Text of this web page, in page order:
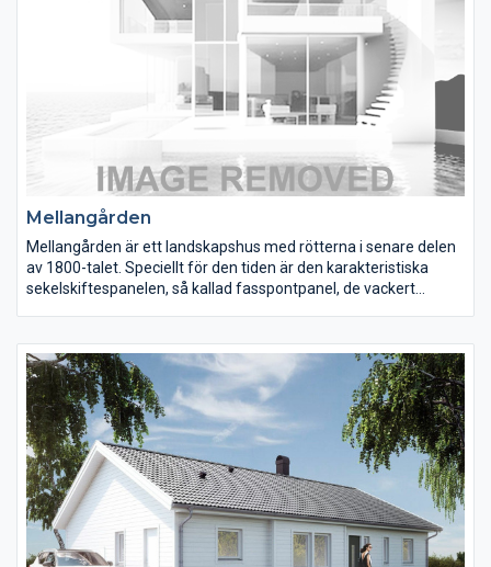
Mellangården
Mellangården är ett landskapshus med rötterna i senare delen
av 1800-talet. Speciellt för den tiden är den karakteristiska
sekelskiftespanelen, så kallad fasspontpanel, de vackert
köket anknyter till äldre byggnadstraditioner. Huset har 2,6
meter i takhöjd på entréplanet. Här finns allt du kan förvänta dig
av ett genuint landskapshus.